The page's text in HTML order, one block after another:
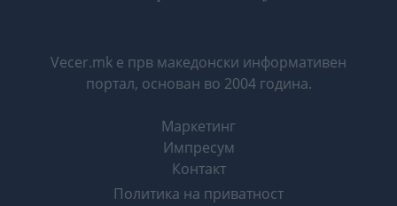
Vecer.mk е прв македонски информативен
портал, основан во 2004 година.
Маркетинг
Импресум
Контакт
Политика на приватност